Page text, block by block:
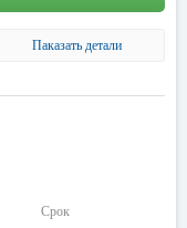
Паказать детали
Срок